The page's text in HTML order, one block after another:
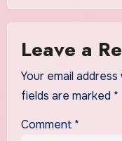
Leave a
Your email
fields are marked *
Comment *